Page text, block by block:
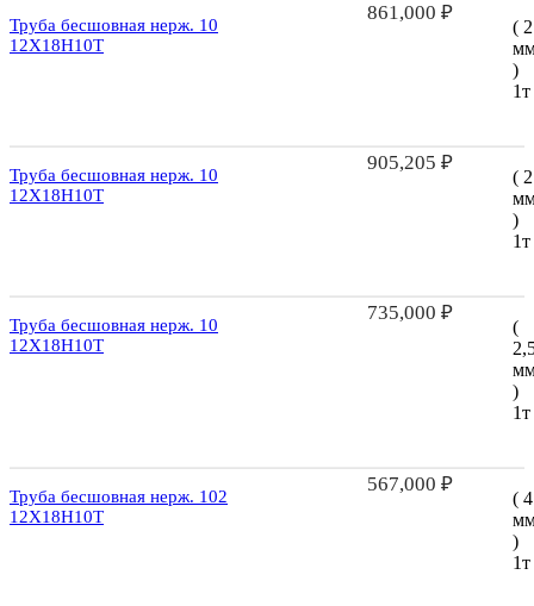
Труба бесшовная нерж. 10
12Х18Н10Т
861,000 ₽
( 2
)
1т
Труба бесшовная нерж. 10
12Х18Н10Т
905,205 ₽
( 2
)
1т
Труба бесшовная нерж. 10
12Х18Н10Т
735,000 ₽
(
)
1т
Труба бесшовная нерж. 102
12Х18Н10Т
567,000 ₽
( 4
)
1т